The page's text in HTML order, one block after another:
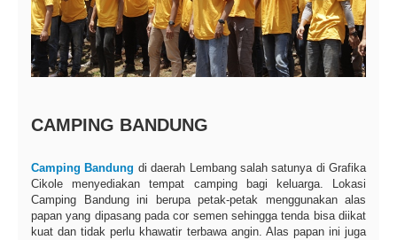
CAMPING BANDUNG
Camping Bandung di daerah Lembang salah satunya di Grafika
Cikole menyediakan tempat camping bagi keluarga. Lokasi
Camping Bandung ini berupa petak-petak menggunakan alas
papan yang dipasang pada cor semen sehingga tenda bisa diikat
kuat dan tidak perlu khawatir terbawa angin. Alas papan ini juga